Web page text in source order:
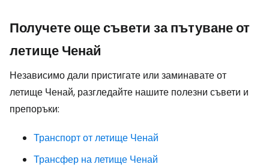
Получете още съвети за пътуване от
летище Ченай
Независимо дали пристигате или заминавате от
летище Ченай, разгледайте нашите полезни съвети и
препоръки:
Транспорт от летище Ченай
Трансфер на летище Ченай